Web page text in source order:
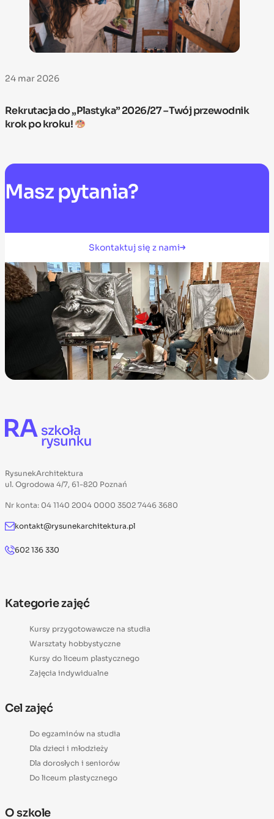
24 mar 2026
Rekrutacja do „Plastyka” 2026/27 – Twój przewodnik
krok po kroku!
Masz pytania?
Skontaktuj się z nami
RysunekArchitektura
ul. Ogrodowa 4/7, 61-820 Poznań
Nr konta: 04 1140 2004 0000 3502 7446 3680
kontakt@rysunekarchitektura.pl
602 136 330
Kategorie zajęć
Kursy przygotowawcze na studia
Warsztaty hobbystyczne
Kursy do liceum plastycznego
Zajęcia indywidualne
Cel zajęć
Do egzaminów na studia
Dla dzieci i młodzieży
Dla dorosłych i seniorów
Do liceum plastycznego
O szkole